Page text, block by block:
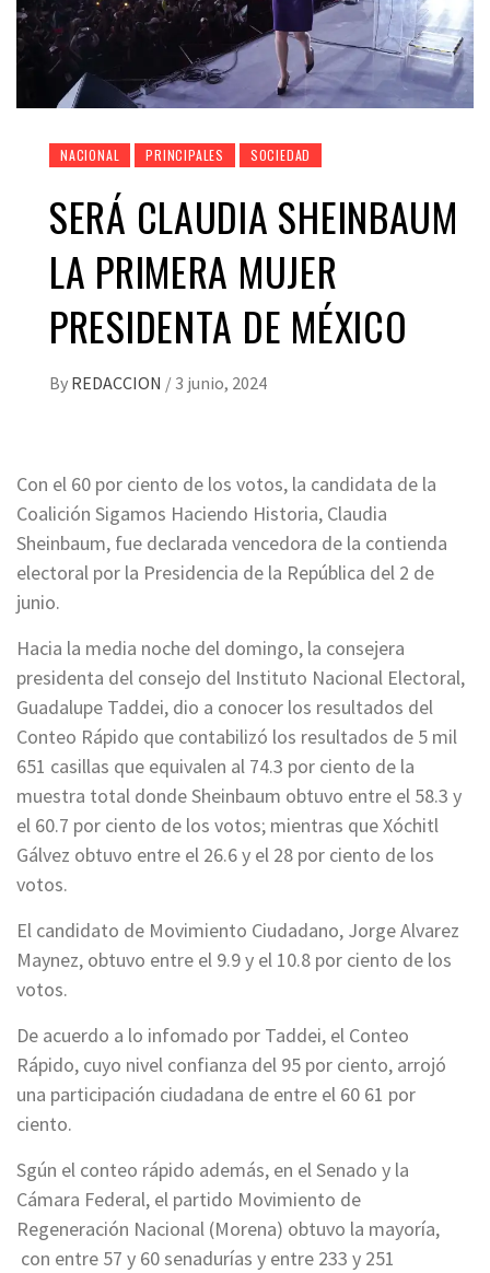
NACIONAL PRINCIPALES SOCIEDAD
SERÁ CLAUDIA SHEINBAUM
LA PRIMERA MUJER
PRESIDENTA DE MÉXICO
By REDACCION / 3 junio, 2024
Con el 60 por ciento de los votos, la candidata de la
Coalición Sigamos Haciendo Historia, Claudia
Sheinbaum, fue declarada vencedora de la contienda
electoral por la Presidencia de la República del 2 de
junio.
Hacia la media noche del domingo, la consejera
presidenta del consejo del Instituto Nacional Electoral,
Guadalupe Taddei, dio a conocer los resultados del
Conteo Rápido que contabilizó los resultados de 5 mil
651 casillas que equivalen al 74.3 por ciento de la
muestra total donde Sheinbaum obtuvo entre el 58.3 y
el 60.7 por ciento de los votos; mientras que Xóchitl
Gálvez obtuvo entre el 26.6 y el 28 por ciento de los
votos.
El candidato de Movimiento Ciudadano, Jorge Alvarez
Maynez, obtuvo entre el 9.9 y el 10.8 por ciento de los
votos.
De acuerdo a lo infomado por Taddei, el Conteo
Rápido, cuyo nivel confianza del 95 por ciento, arrojó
una participación ciudadana de entre el 60 61 por
ciento.
Sgún el conteo rápido además, en el Senado y la
Cámara Federal, el partido Movimiento de
Regeneración Nacional (Morena) obtuvo la mayoría,
con entre 57 y 60 senadurías y entre 233 y 251